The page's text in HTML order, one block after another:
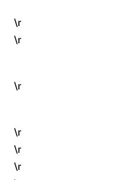
\r
\r
\r
\r
\r
\r